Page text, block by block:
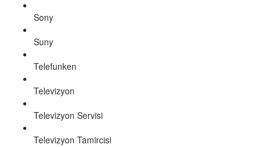
Sony
Suny
Telefunken
Televizyon
Televizyon Servisi
Televizyon Tamircisi